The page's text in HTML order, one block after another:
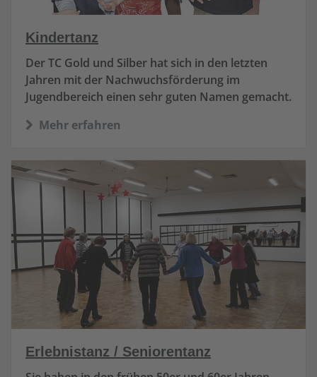
Kindertanz
Der TC Gold und Silber hat sich in den letzten
Jahren mit der Nachwuchsförderung im
Jugendbereich einen sehr guten Namen gemacht.
Mehr erfahren
Erlebnistanz / Seniorentanz